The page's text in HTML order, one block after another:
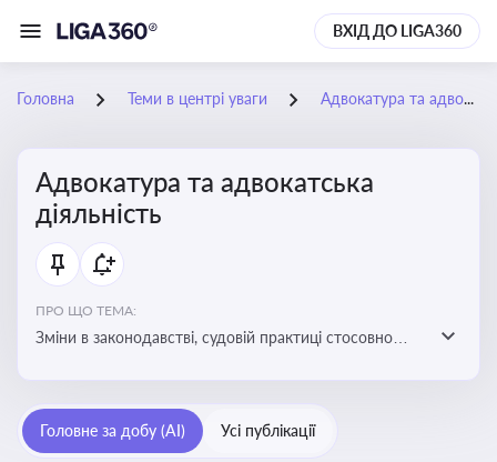
ВХІД ДО LIGA360
Головна Теми в центрі уваги Адвокатура та адвокатська діяльність
Адвокатура та адвокатська
діяльність
ПРО ЩО ТЕМА:
Зміни в законодавстві, судовій практиці стосовно
Головне за добу (AI) Усі публікації